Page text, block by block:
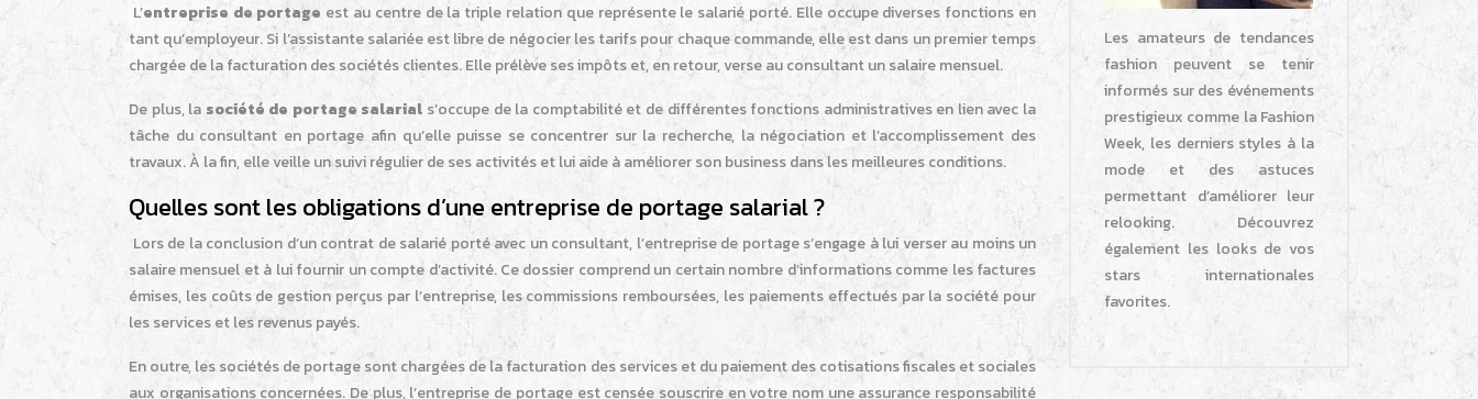
L’entreprise de portage est au centre de la triple relation que représente le salarié porté. Elle occupe diverses fonctions en
tant qu’employeur. Si l’assistante salariée est libre de négocier les tarifs pour chaque commande, elle est dans un premier temps
chargée de la facturation des sociétés clientes. Elle prélève ses impôts et, en retour, verse au consultant un salaire mensuel.
De plus, la société de portage salarial s’occupe de la comptabilité et de différentes fonctions administratives en lien avec la
tâche du consultant en portage afin qu’elle puisse se concentrer sur la recherche, la négociation et l’accomplissement des
travaux. À la fin, elle veille un suivi régulier de ses activités et lui aide à améliorer son business dans les meilleures conditions.
Quelles sont les obligations d’une entreprise de portage salarial ?
Lors de la conclusion d’un contrat de salarié porté avec un consultant, l’entreprise de portage s’engage à lui verser au moins un
salaire mensuel et à lui fournir un compte d’activité. Ce dossier comprend un certain nombre d’informations comme les factures
émises, les coûts de gestion perçus par l’entreprise, les commissions remboursées, les paiements effectués par la société pour
les services et les revenus payés.
En outre, les sociétés de portage sont chargées de la facturation des services et du paiement des cotisations fiscales et sociales
aux organisations concernées. De plus, l’entreprise de portage est censée souscrire en votre nom une assurance responsabilité
Les amateurs de tendances
fashion peuvent se tenir
informés sur des événements
prestigieux comme la Fashion
Week, les derniers styles à la
mode et des astuces
permettant d’améliorer leur
relooking. Découvrez
également les looks de vos
stars internationales
favorites.